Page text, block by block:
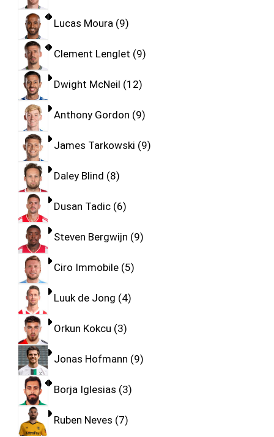
Lucas Moura 9
Clement Lenglet 9
Dwight McNeil 12
Anthony Gordon 9
James Tarkowski 9
Daley Blind 8
Dusan Tadic 6
Steven Bergwijn 9
Ciro Immobile 5
Luuk de Jong 4
Orkun Kokcu 3
Jonas Hofmann 9
Borja Iglesias 3
Ruben Neves 7